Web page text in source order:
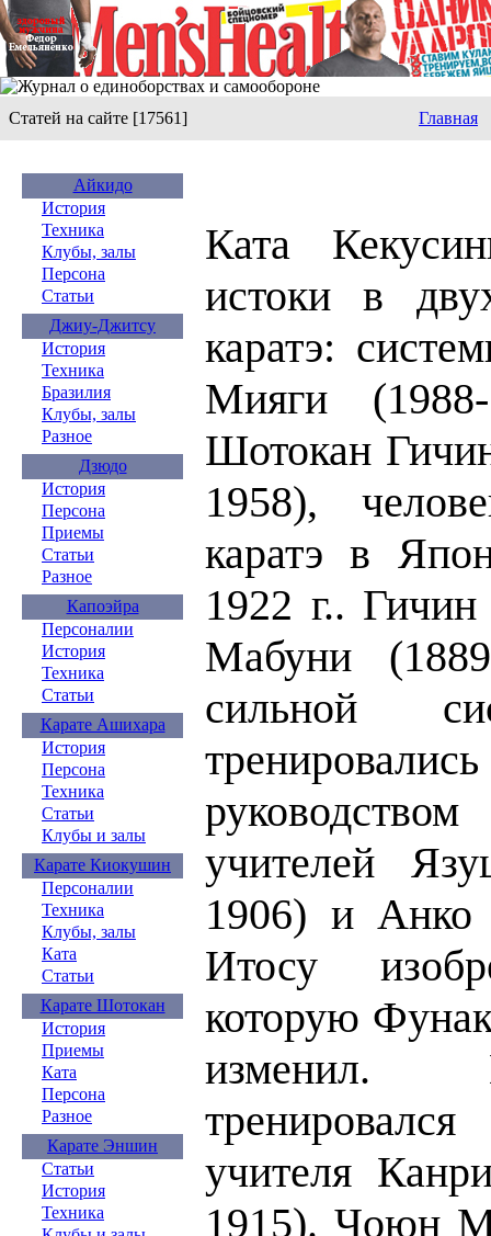
Статей на сайте [17561] Главная
Айкидо
История
Техника
Клубы, залы
Персона
Статьи
Джиу-Джитсу
История
Техника
Бразилия
Клубы, залы
Разное
Дзюдо
История
Персона
Приемы
Статьи
Разное
Капоэйра
Персоналии
История
Техника
Статьи
Карате Ашихара
История
Персона
Техника
Статьи
Клубы и залы
Карате Киокушин
Персоналии
Техника
Клубы, залы
Ката
Статьи
Карате Шотокан
История
Приемы
Ката
Персона
Разное
Карате Эншин
Статьи
История
Техника
Ката
истоки в
каратэ:
Мияги
Шотокан
1958),
каратэ в
1922 г..
Мабуни
сильной
учителей
1906) и Анко
Итосу
которую
изменил.
учителя
1915). Чоюн